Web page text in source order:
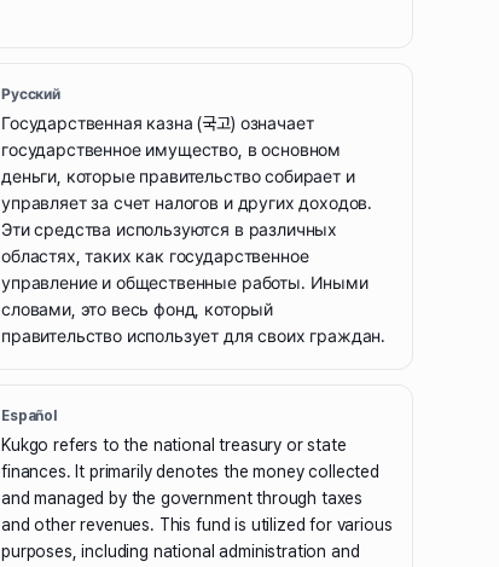
Русский
Государственная казна (국고) означает
государственное имущество, в основном
деньги, которые правительство собирает и
управляет за счет налогов и других доходов.
Эти средства используются в различных
областях, таких как государственное
управление и общественные работы. Иными
словами, это весь фонд, который
правительство использует для своих граждан.
Español
Kukgo refers to the national treasury or state
finances. It primarily denotes the money collected
and managed by the government through taxes
and other revenues. This fund is utilized for various
purposes, including national administration and